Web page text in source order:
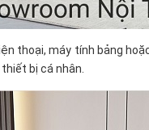
thoại, máy tính bảng
bị cá nhân.